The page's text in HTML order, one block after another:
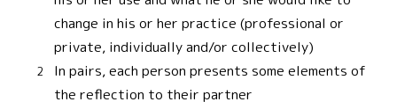
change in his or her practice (professional or
private, individually and/or collectively)
In pairs, each person presents some elements of
the reflection to their partner